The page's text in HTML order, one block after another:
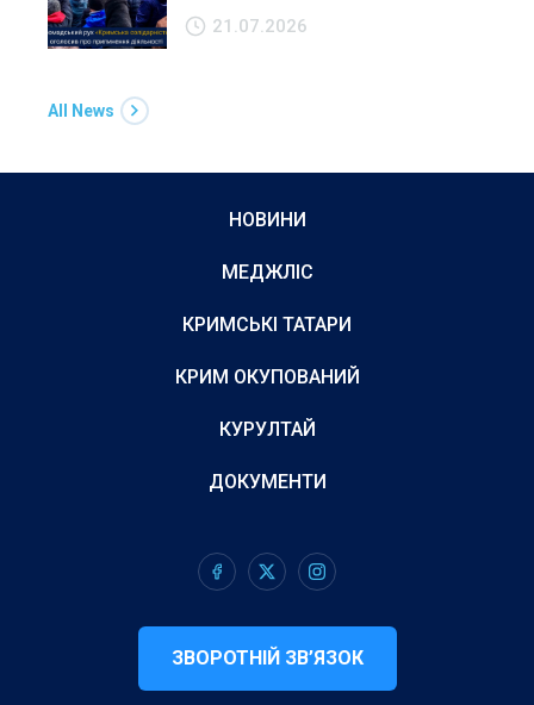
21.07.2026
All News
НОВИНИ
МЕДЖЛІС
КРИМСЬКІ ТАТАРИ
КРИМ ОКУПОВАНИЙ
КУРУЛТАЙ
ДОКУМЕНТИ
ЗВОРОТНІЙ ЗВ’ЯЗОК